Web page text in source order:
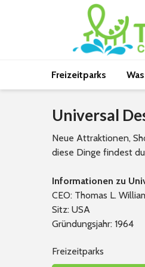
Freizeitparks
Universal
Neue Attraktionen,
diese Dinge findest
Informationen zu
CEO: Thomas L.
Sitz: USA
Gründungsjahr: 1964
Freizeitparks